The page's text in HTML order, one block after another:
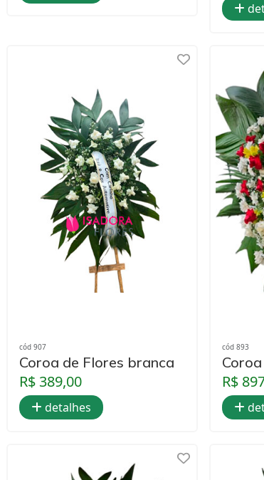
cód 907
Coroa de Flores branca
R$ 389,00
detalhes
cód 893
R$